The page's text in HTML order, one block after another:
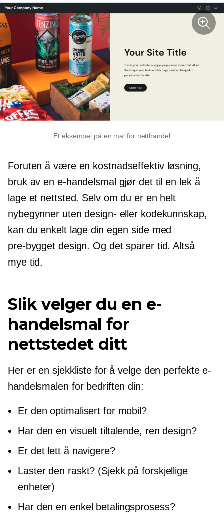
Et eksempel på en mal for netthandel
Foruten å være en kostnadseffektivløsning,
bruk av en e-handelsmal gjør det til en lek å
lage et nettsted. Selv om du er en helt
nybegynner uten design- eller kodekunnskap,
kan du enkelt lage din egen side med
pre-bygget design. Og det sparer tid. Altså
mye tid.
Slik velger du en e-
handelsmal for
nettstedet ditt
Her er en sjekkliste for å velge den perfekte e-
handelsmalen for bedriften din:
Er den optimalisert for mobil?
Har den en visuelt tiltalende, ren design?
Er det lett å navigere?
Laster den raskt? (Sjekk på forskjellige
enheter)
Har den en enkel betalingsprosess?